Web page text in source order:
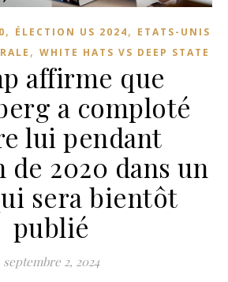
, ÉLECTION US 2024, ETATS-UNIS
, WHITE HATS VS DEEP STATE
affirme que
a comploté
lui pendant
de 2020 dans un
sera bientôt
publié
septembre 2, 2024